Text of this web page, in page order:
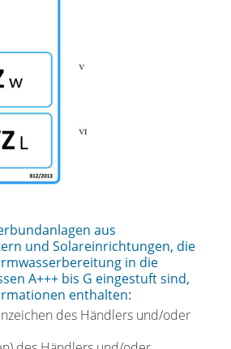
aus
und Solareinrichtungen, die
in die
A+++ bis G eingestuft sind,
enthalten:
des Händlers und/oder